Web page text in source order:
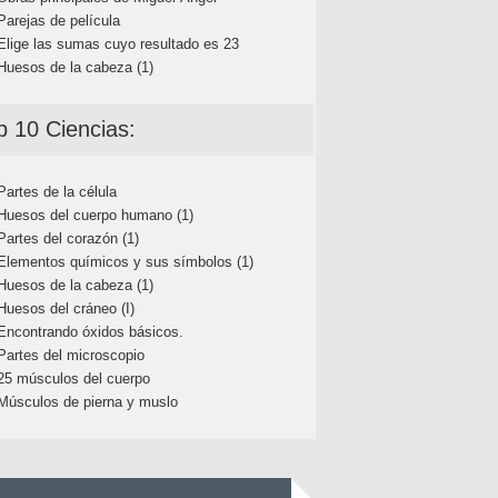
de película
las sumas cuyo resultado es 23
de la cabeza (1)
10 Ciencias:
de la célula
del cuerpo humano (1)
del corazón (1)
químicos y sus símbolos (1)
de la cabeza (1)
del cráneo (I)
óxidos básicos.
del microscopio
músculos del cuerpo
de pierna y muslo